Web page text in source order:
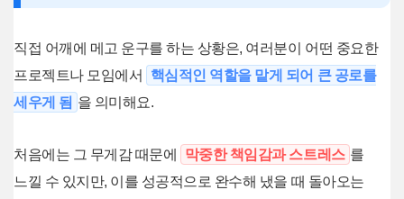
직접 어깨에 메고 운구를 하는 상황은, 여러분이 어떤 중요한
프로젝트나 모임에서
핵심적인 역할을 맡게 되어 큰 공로를
세우게 됨 을 의미해요.
처음에는 그 무게감 때문에 막중한 책임감과 스트레스 를
느낄 수 있지만, 이를 성공적으로 완수해 냈을 때 돌아오는